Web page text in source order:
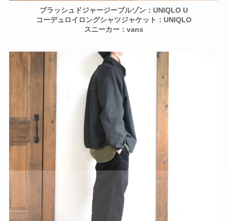
ブラッシュドジャージーブルゾン：UNIQLO U
コーデュロイロングシャツジャケット：UNIQLO
スニーカー：vans